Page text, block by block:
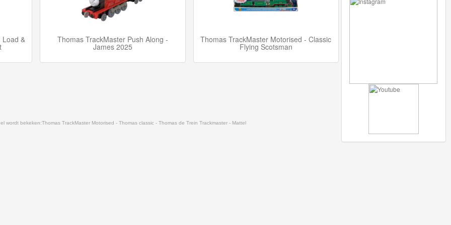
Load & Thomas TrackMaster Push Along -
James 2025
Thomas TrackMaster Motorised - Classic
Flying Scotsman
wordt bekeken:Thomas TrackMaster Motorised - Thomas classic - Thomas de Trein Trackmaster - Mattel